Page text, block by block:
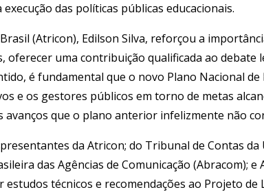
das políticas públicas educacionais.
(Atricon), Edilson Silva, reforçou a
uma contribuição qualificada ao debate
é fundamental que o novo Plano Nacional
e os gestores públicos em torno de metas
que o plano anterior infelizmente não
da Atricon; do Tribunal de Contas
das Agências de Comunicação (Abracom);
técnicos e recomendações ao Projeto de